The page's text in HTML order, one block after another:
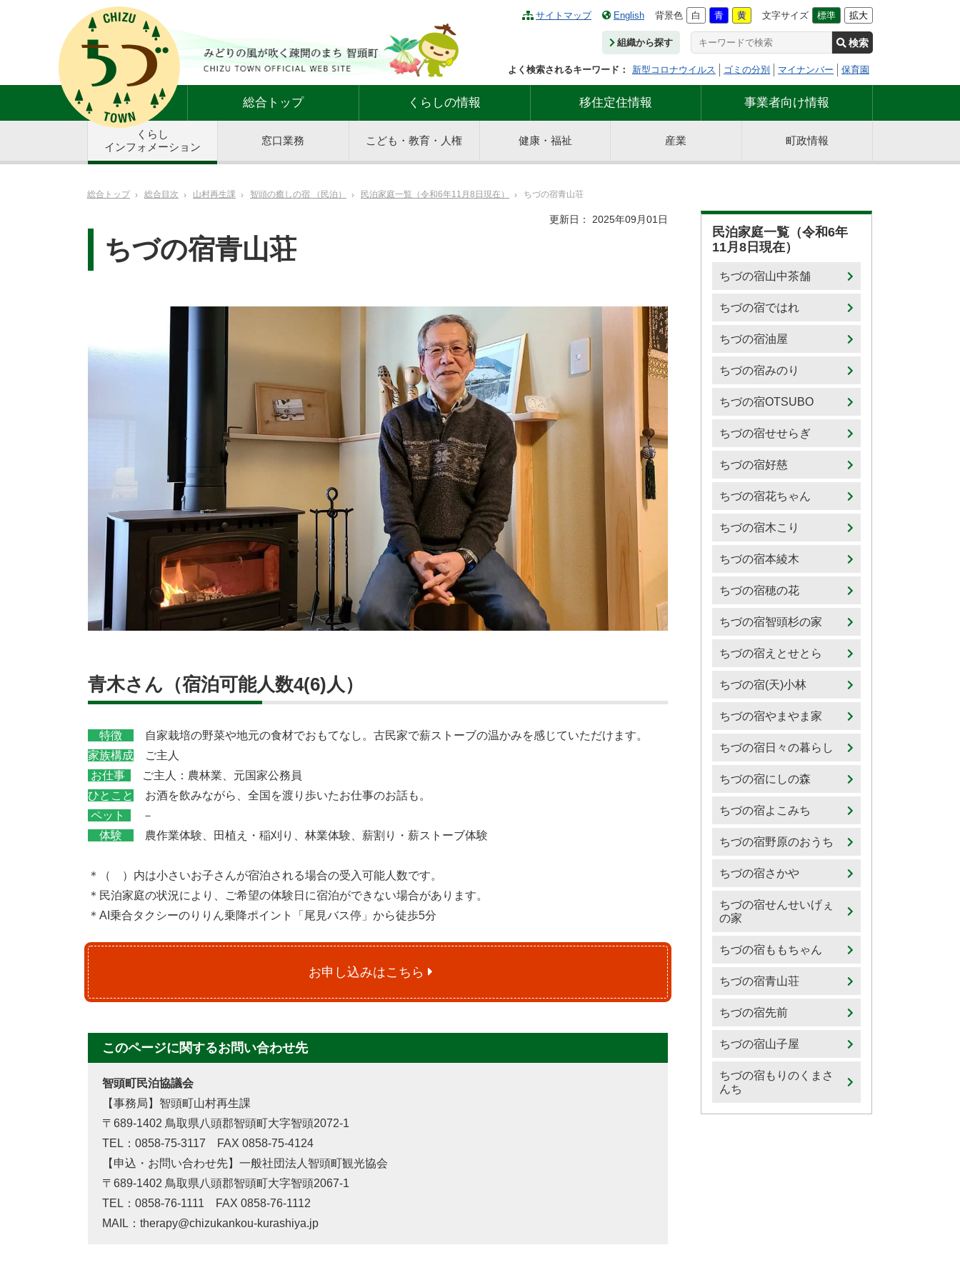
サイトマップ English 背景色 白 青 黄 文字サイズ 標準 拡大
組織から探す 検索
よく検索されるキーワード： 新型コロナウイルス ゴミの分別 マイナンバー 保育園
総合トップ くらしの情報 移住定住情報 事業者向け情報
くらし
インフォメーション
窓口業務 こども・教育・人権 健康・福祉 産業 町政情報
総合トップ 総合目次 山村再生課 智頭の癒しの宿 （民泊） 民泊家庭一覧（令和6年11月8日現在） ちづの宿青山荘
更新日： 2025年09月01日
ちづの宿青山荘
青木さん（宿泊可能人数4(6)人）
特徴
自家栽培の野菜や地元の食材でおもてなし。古民家で薪ストーブの温かみを感じていただけます。
家族構成ご主人
お仕事
ご主人：農林業、元国家公務員
ひとこと
お酒を飲みながら、全国を渡り歩いたお仕事のお話も。
ペット
－
体験
農作業体験、田植え・稲刈り、林業体験、薪割り・薪ストーブ体験
＊（ ）内は小さいお子さんが宿泊される場合の受入可能人数です。
＊民泊家庭の状況により、ご希望の体験日に宿泊ができない場合があります。
＊AI乗合タクシーのりりん乗降ポイント「尾見バス停」から徒歩5分
お申し込みはこちら
このページに関するお問い合わせ先
智頭町民泊協議会
【事務局】智頭町山村再生課
〒689-1402 鳥取県八頭郡智頭町大字智頭2072-1
TEL：0858-75-3117 FAX 0858-75-4124
【申込・お問い合わせ先】一般社団法人智頭町観光協会
〒689-1402 鳥取県八頭郡智頭町大字智頭2067-1
TEL：0858-76-1111 FAX 0858-76-1112
MAIL：therapy@chizukankou-kurashiya.jp
民泊家庭一覧（令和6年
11月8日現在）
ちづの宿山中茶舗
ちづの宿ではれ
ちづの宿油屋
ちづの宿みのり
ちづの宿OTSUBO
ちづの宿せせらぎ
ちづの宿好慈
ちづの宿花ちゃん
ちづの宿木こり
ちづの宿本綾木
ちづの宿穂の花
ちづの宿智頭杉の家
ちづの宿えとせとら
ちづの宿(天)小林
ちづの宿やまやま家
ちづの宿日々の暮らし
ちづの宿にしの森
ちづの宿よこみち
ちづの宿野原のおうち
ちづの宿さかや
ちづの宿せんせいげぇ
の家
ちづの宿ももちゃん
ちづの宿青山荘
ちづの宿先前
ちづの宿山子屋
ちづの宿もりのくまさ
んち